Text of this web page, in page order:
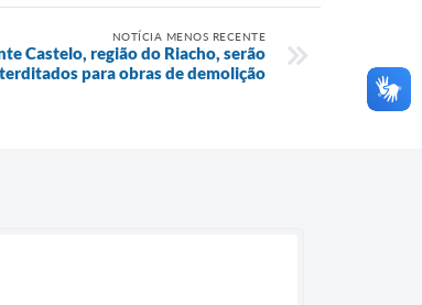
NOTÍCIA MENOS RECENTE
Castelo, região do Riacho, serão
para obras de demolição